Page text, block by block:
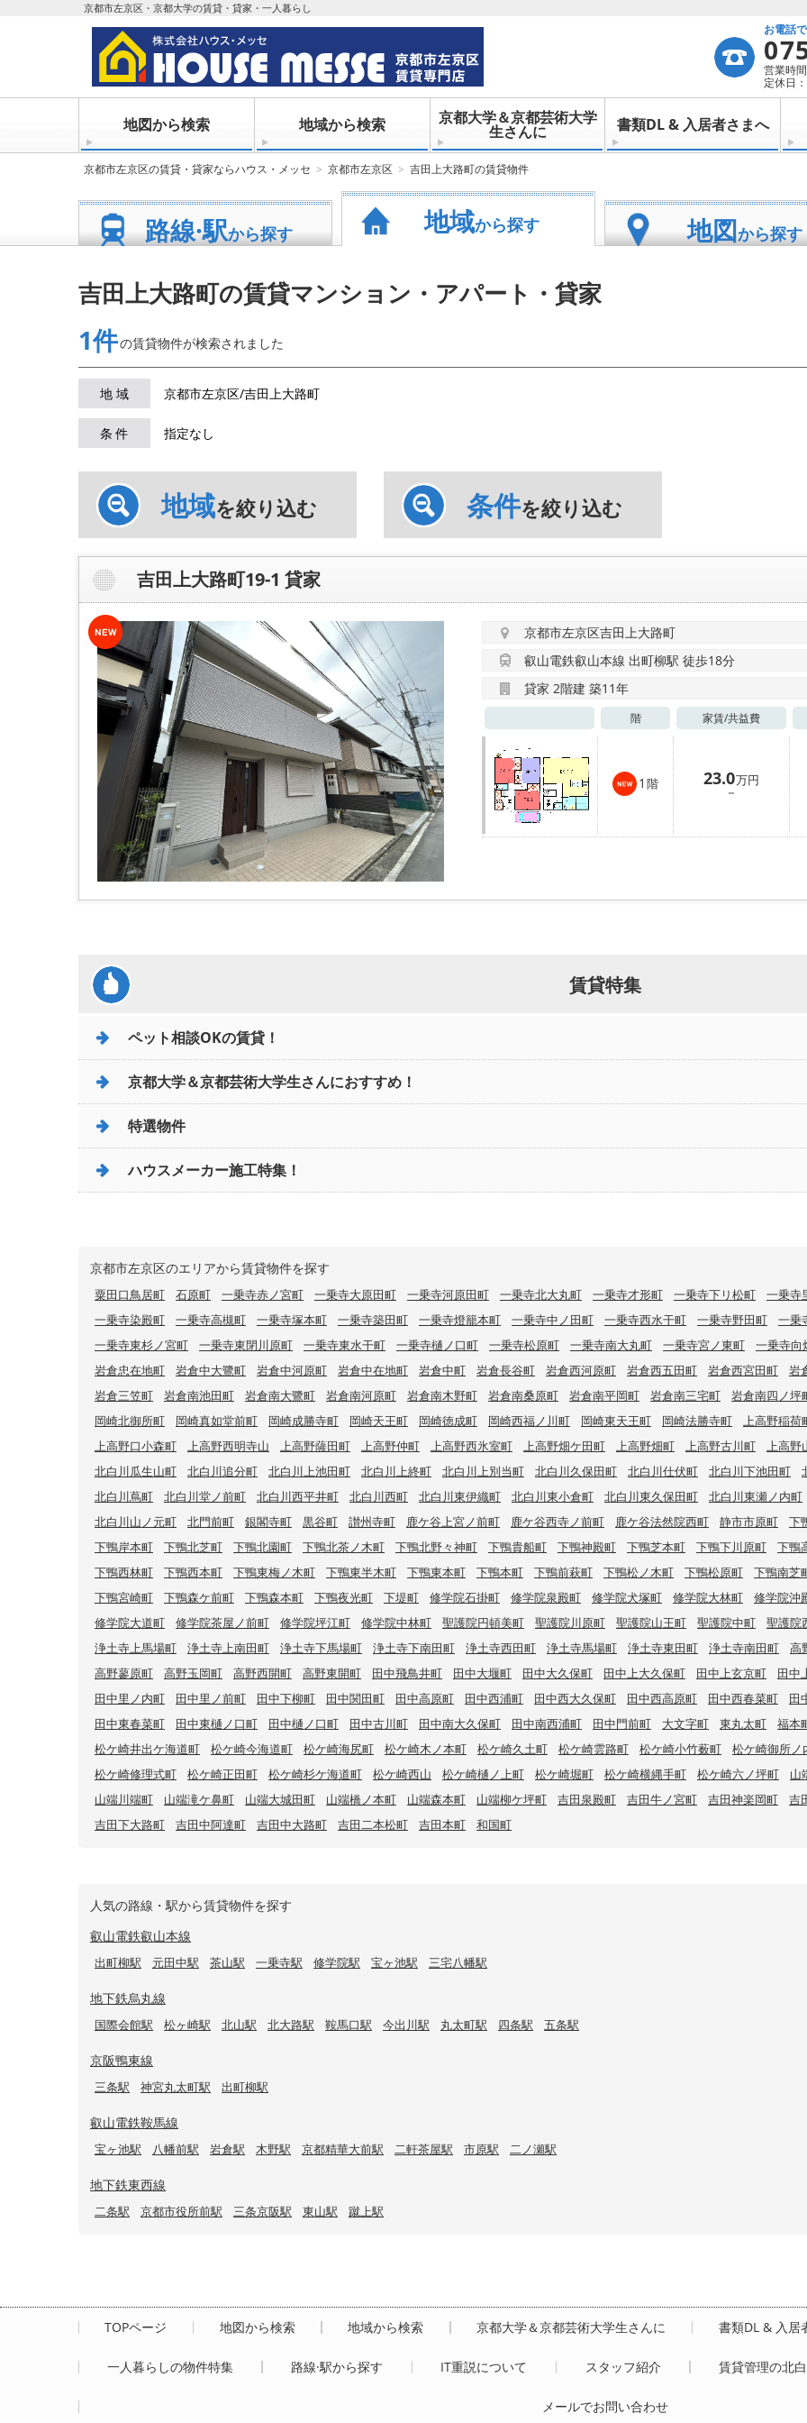
京都市左京区・京都大学の賃貸・貸家・一人暮らし
お電話
営業時
定休日
地図から検索 地域から検索 京都大学＆京都芸術大学
生さんに 書類DL & 入居者さまへ
京都市左京区の賃貸・貸家ならハウス・メッセ 京都市左京区 吉田上大路町の賃貸物件
路線·駅から探す 地域から探す 地図から探す
吉田上大路町の賃貸マンション・アパート・貸家
1件の賃貸物件が検索されました
地 域 京都市左京区/吉田上大路町
条 件 指定なし
地域を絞り込む 条件を絞り込む
吉田上大路町19-1 貸家
京都市左京区吉田上大路町
叡山電鉄叡山本線 出町柳駅 徒歩18分
貸家 2階建 築11年
階 家賃/共益費
1 階 23.0万円
－
賃貸特集
ペット相談OKの賃貸！
京都大学＆京都芸術大学生さんにおすすめ！
特選物件
ハウスメーカー施工特集！
京都市左京区のエリアから賃貸物件を探す
粟田口鳥居町 石原町 一乗寺赤ノ宮町 一乗寺大原田町 一乗寺河原田町 一乗寺北大丸町 一乗寺才形町 一乗寺下リ松町 一乗寺
一乗寺染殿町
一乗寺高槻町 一乗寺塚本町 一乗寺築田町 一乗寺燈籠本町 一乗寺中ノ田町 一乗寺西水干町 一乗寺野田町 一乗
一乗寺東杉ノ宮町
一乗寺東閉川原町 一乗寺東水干町 一乗寺樋ノ口町 一乗寺松原町 一乗寺南大丸町 一乗寺宮ノ東町 一乗寺向
岩倉忠在地町
岩倉中大鷺町 岩倉中河原町 岩倉中在地町 岩倉中町 岩倉長谷町 岩倉西河原町 岩倉西五田町 岩倉西宮田町 岩
岩倉三笠町
岩倉南池田町 岩倉南大鷺町 岩倉南河原町 岩倉南木野町 岩倉南桑原町 岩倉南平岡町 岩倉南三宅町 岩倉南四ノ坪
岡崎北御所町
岡崎真如堂前町 岡崎成勝寺町 岡崎天王町 岡崎徳成町 岡崎西福ノ川町 岡崎東天王町 岡崎法勝寺町 上高野稲荷
上高野口小森町
上高野西明寺山 上高野薩田町 上高野仲町 上高野西氷室町 上高野畑ケ田町 上高野畑町 上高野古川町 上高野
北白川瓜生山町
北白川追分町 北白川上池田町 北白川上終町 北白川上別当町 北白川久保田町 北白川仕伏町 北白川下池田町
北白川蔦町
北白川堂ノ前町 北白川西平井町 北白川西町 北白川東伊織町 北白川東小倉町 北白川東久保田町 北白川東瀬ノ内町
北白川山ノ元町
北門前町 銀閣寺町 黒谷町 讃州寺町 鹿ケ谷上宮ノ前町 鹿ケ谷西寺ノ前町 鹿ケ谷法然院西町 静市市原町 下
下鴨岸本町
下鴨北芝町 下鴨北園町 下鴨北茶ノ木町 下鴨北野々神町 下鴨貴船町 下鴨神殿町 下鴨芝本町 下鴨下川原町 下鴨
下鴨西林町
下鴨西本町 下鴨東梅ノ木町 下鴨東半木町 下鴨東本町 下鴨本町 下鴨前萩町 下鴨松ノ木町 下鴨松原町 下鴨南芝
下鴨宮崎町
下鴨森ケ前町 下鴨森本町 下鴨夜光町 下堤町 修学院石掛町 修学院泉殿町 修学院犬塚町 修学院大林町 修学院沖
修学院大道町
修学院茶屋ノ前町 修学院坪江町 修学院中林町 聖護院円頓美町 聖護院川原町 聖護院山王町 聖護院中町 聖護院
浄土寺上馬場町
浄土寺上南田町 浄土寺下馬場町 浄土寺下南田町 浄土寺西田町 浄土寺馬場町 浄土寺東田町 浄土寺南田町 高
高野蓼原町
高野玉岡町 高野西開町 高野東開町 田中飛鳥井町 田中大堰町 田中大久保町 田中上大久保町 田中上玄京町 田中
田中里ノ内町
田中里ノ前町 田中下柳町 田中関田町 田中高原町 田中西浦町 田中西大久保町 田中西高原町 田中西春菜町 田
田中東春菜町
田中東樋ノ口町 田中樋ノ口町 田中古川町 田中南大久保町 田中南西浦町 田中門前町 大文字町 東丸太町 福本
松ケ崎井出ケ海道町
松ケ崎今海道町 松ケ崎海尻町 松ケ崎木ノ本町 松ケ崎久土町 松ケ崎雲路町 松ケ崎小竹薮町 松ケ崎御所ノ
松ケ崎修理式町
松ケ崎正田町 松ケ崎杉ケ海道町 松ケ崎西山 松ケ崎樋ノ上町 松ケ崎堀町 松ケ崎横縄手町 松ケ崎六ノ坪町 山
山端川端町
山端滝ケ鼻町 山端大城田町 山端橋ノ本町 山端森本町 山端柳ケ坪町 吉田泉殿町 吉田牛ノ宮町 吉田神楽岡町 吉
吉田下大路町
吉田中阿達町 吉田中大路町 吉田二本松町 吉田本町 和国町
人気の路線・駅から賃貸物件を探す
叡山電鉄叡山本線
出町柳駅 元田中駅 茶山駅 一乗寺駅 修学院駅 宝ヶ池駅 三宅八幡駅
地下鉄烏丸線
国際会館駅 松ヶ崎駅 北山駅 北大路駅 鞍馬口駅 今出川駅 丸太町駅 四条駅 五条駅
京阪鴨東線
三条駅 神宮丸太町駅 出町柳駅
叡山電鉄鞍馬線
宝ヶ池駅 八幡前駅 岩倉駅 木野駅 京都精華大前駅 二軒茶屋駅 市原駅 二ノ瀬駅
地下鉄東西線
二条駅 京都市役所前駅 三条京阪駅 東山駅 蹴上駅
TOPページ 地図から検索 地域から検索 京都大学＆京都芸術大学生さんに 書類DL & 入居
一人暮らしの物件特集 路線·駅から探す IT重説について スタッフ紹介 賃貸管理の北
メールでお問い合わせ